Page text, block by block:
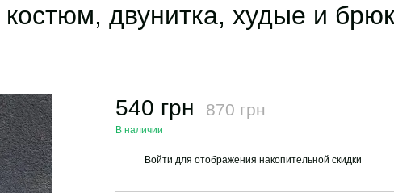
двунитка, худые и
540 грн 870 грн
В наличии
Войти для отображения накопительной скидки